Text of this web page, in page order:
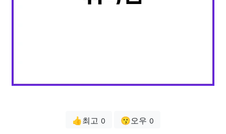
👍최고 0 😗오우 0